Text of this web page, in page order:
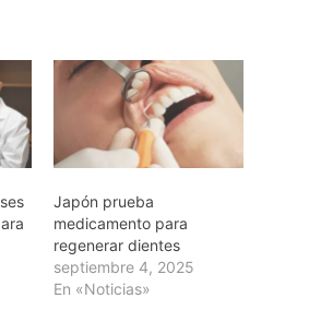
Japón prueba
medicamento para
regenerar dientes
septiembre 4, 2025
En «Noticias»